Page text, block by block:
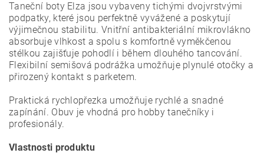
Taneční boty Elza jsou vybaveny tichými dvojvrstvými
podpatky, které jsou perfektně vyvážené a poskytují
výjimečnou stabilitu. Vnitřní antibakteriální mikrovlákno
absorbuje vlhkost a spolu s komfortně vyměkčenou
stélkou zajišťuje pohodlí i během dlouhého tancování.
Flexibilní semišová podrážka umožňuje plynulé otočky a
přirozený kontakt s parketem.
Praktická rychlopřezka umožňuje rychlé a snadné
zapínání. Obuv je vhodná pro hobby tanečníky i
profesionály.
Vlastnosti produktu